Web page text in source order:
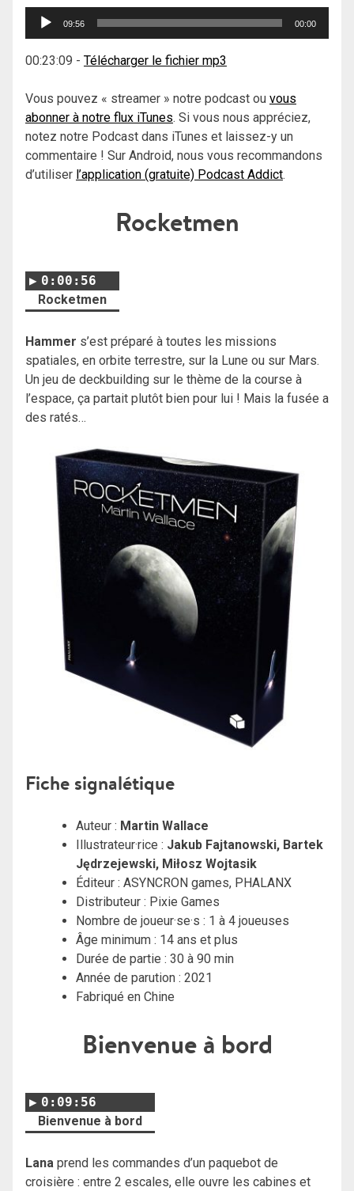
Lecteur
09:56 00:00
00:23:09 - Télécharger le fichier mp3
Vous pouvez « streamer » notre podcast ou vous
abonner à notre flux iTunes. Si vous nous appréciez,
notez notre Podcast dans iTunes et laissez-y un
commentaire ! Sur Android, nous vous recommandons
d’utiliser l’application (gratuite) Podcast Addict.
Rocketmen
0:00:56
Rocketmen
Hammer s’est préparé à toutes les missions
spatiales, en orbite terrestre, sur la Lune ou sur Mars.
Un jeu de deckbuilding sur le thème de la course à
l’espace, ça partait plutôt bien pour lui ! Mais la fusée a
des ratés…
Fiche signalétique
Auteur : Martin Wallace
Illustrateur·rice : Jakub Fajtanowski, Bartek
Jędrzejewski, Miłosz Wojtasik
Éditeur : ASYNCRON games, PHALANX
Distributeur : Pixie Games
Nombre de joueur·se·s : 1 à 4 joueuses
Âge minimum : 14 ans et plus
Durée de partie : 30 à 90 min
Année de parution : 2021
Fabriqué en Chine
Bienvenue à bord
0:09:56
Bienvenue à bord
Lana prend les commandes d’un paquebot de
croisière : entre 2 escales, elle ouvre les cabines et